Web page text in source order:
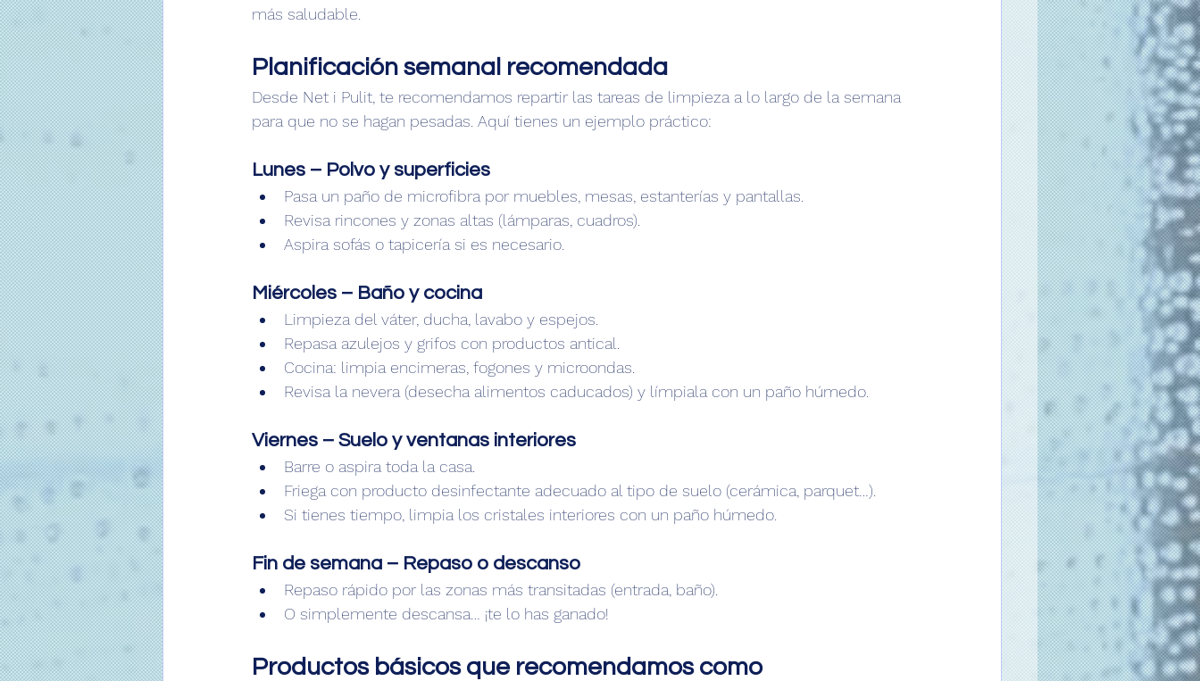
más saludable.
Planificación semanal recomendada
Desde Net i Pulit, te recomendamos repartir las tareas de limpieza a lo largo de la semana
para que no se hagan pesadas. Aquí tienes un ejemplo práctico:
Lunes – Polvo y superficies
Pasa un paño de microfibra por muebles, mesas, estanterías y pantallas.
Revisa rincones y zonas altas (lámparas, cuadros).
Aspira sofás o tapicería si es necesario.
Miércoles – Baño y cocina
Limpieza del váter, ducha, lavabo y espejos.
Repasa azulejos y grifos con productos antical.
Cocina: limpia encimeras, fogones y microondas.
Revisa la nevera (desecha alimentos caducados) y límpiala con un paño húmedo.
Viernes – Suelo y ventanas interiores
Barre o aspira toda la casa.
Friega con producto desinfectante adecuado al tipo de suelo (cerámica, parquet…).
Si tienes tiempo, limpia los cristales interiores con un paño húmedo.
Fin de semana – Repaso o descanso
Repaso rápido por las zonas más transitadas (entrada, baño).
O simplemente descansa… ¡te lo has ganado!
Productos básicos que recomendamos como